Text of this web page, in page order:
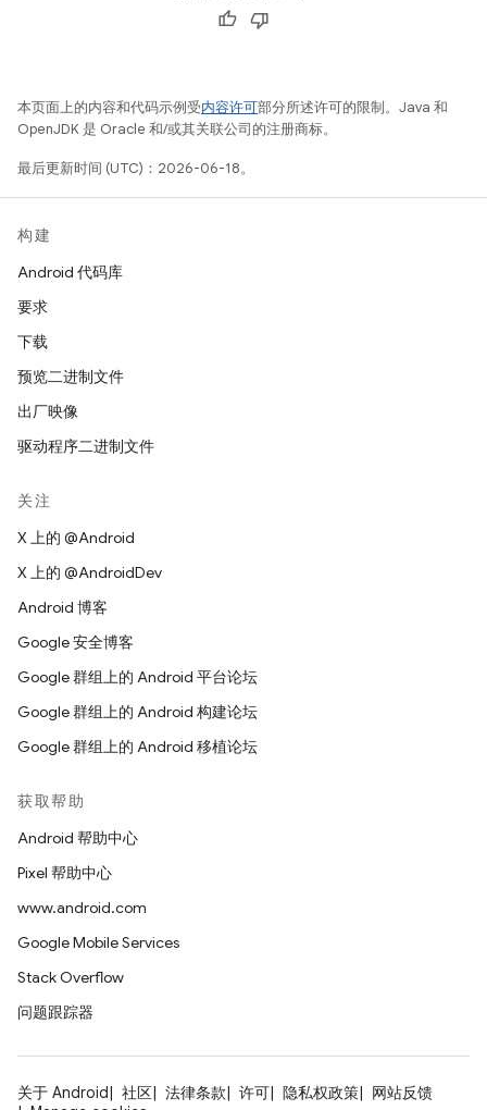
本页面上的内容和代码示例受内容许可部分所述许可的限制。Java 和
OpenJDK 是 Oracle 和/或其关联公司的注册商标。
最后更新时间 (UTC)：2026-06-18。
构建
Android 代码库
要求
下载
预览二进制文件
出厂映像
驱动程序二进制文件
关注
X 上的 @Android
X 上的 @AndroidDev
Android 博客
Google 安全博客
Google 群组上的 Android 平台论坛
Google 群组上的 Android 构建论坛
Google 群组上的 Android 移植论坛
获取帮助
Android 帮助中心
Pixel 帮助中心
www.android.com
Google Mobile Services
Stack Overflow
问题跟踪器
关于 Android 社区 法律条款 许可 隐私权政策
网站反馈